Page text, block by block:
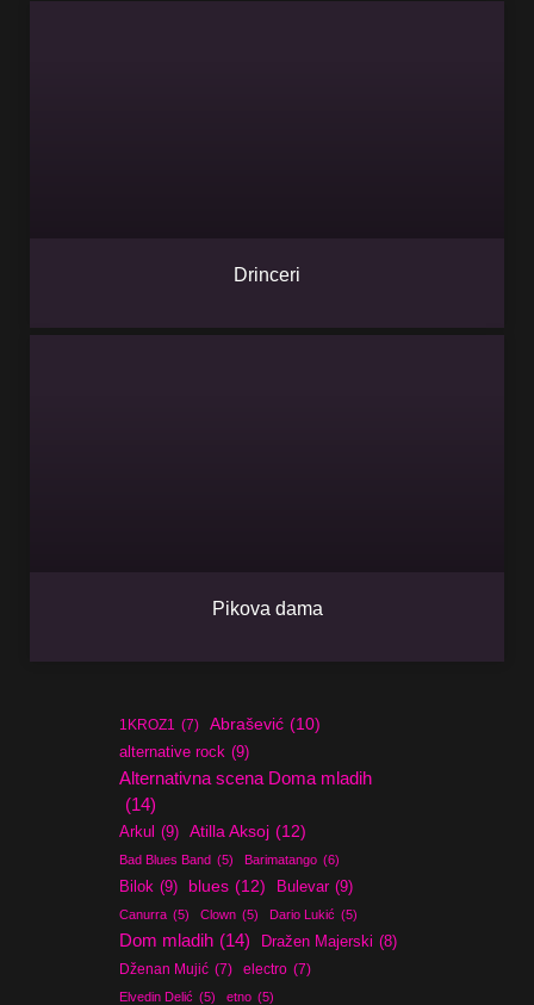
Drinceri
Pikova dama
1KROZ1 (7) Abrašević (10)
alternative rock (9)
Alternativna scena Doma mladih
(14)
Arkul (9) Atilla Aksoj (12)
Bad Blues Band (5) Barimatango (6)
Bilok (9) blues (12) Bulevar (9)
Canurra (5) Clown (5) Dario Lukić (5)
Dom mladih (14) Dražen Majerski (8)
Dženan Mujić (7) electro (7)
Elvedin Delić (5) etno (5)